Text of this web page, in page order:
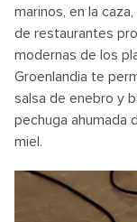
marinos, en la
de restaurantes
modernas de los
Groenlandia te
salsa de enebro y
pechuga ahumada
miel.